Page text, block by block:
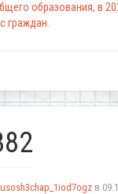
образования, в
граждан.
в